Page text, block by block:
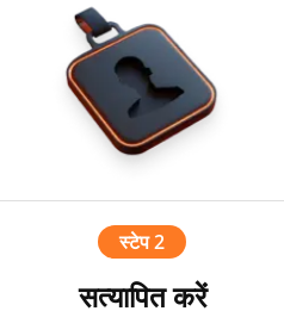
स्टेप 2
सत्यापित करें